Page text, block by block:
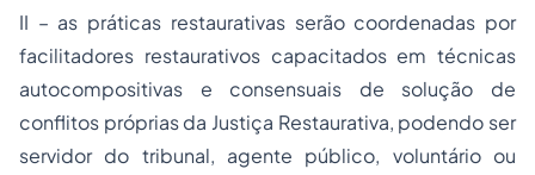
II – as práticas restaurativas serão coordenadas por
facilitadores restaurativos capacitados em técnicas
autocompositivas e consensuais de solução de
conflitos próprias da Justiça Restaurativa, podendo ser
servidor do tribunal, agente público, voluntário ou